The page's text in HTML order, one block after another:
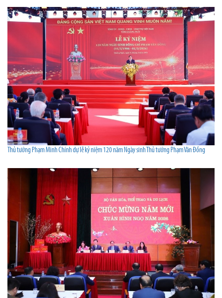
Thủ tướng Phạm Minh Chính dự lễ kỷ niệm 120 năm Ngày sinh Thủ tướng Phạm Văn Đồng